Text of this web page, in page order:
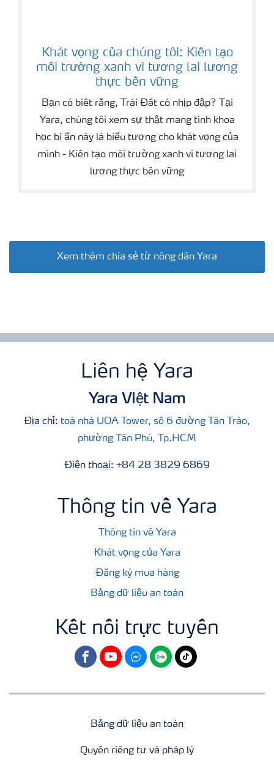
Khát vọng của chúng tôi: Kiến tạo
môi trường xanh vì tương lai lương
thực bền vững
Bạn có biết rằng, Trái Đất có nhịp đập? Tại
Yara, chúng tôi xem sự thật mang tính khoa
học bí ẩn này là biểu tượng cho khát vọng của
mình - Kiến tạo môi trường xanh vì tương lai
lương thực bền vững
Xem thêm chia sẻ từ nông dân Yara
Liên hệ Yara
Yara Việt Nam
Địa chỉ: toà nhà UOA Tower, số 6 đường Tân Trào,
phường Tân Phú, Tp.HCM
Điện thoại: +84 28 3829 6869
Thông tin về Yara
Thông tin về Yara
Khát vọng của Yara
Đăng ký mua hàng
Bảng dữ liệu an toàn
Kết nối trực tuyến
facebookyoutube
fb zalo tiktok
Bảng dữ liệu an toàn
Quyền riêng tư và pháp lý